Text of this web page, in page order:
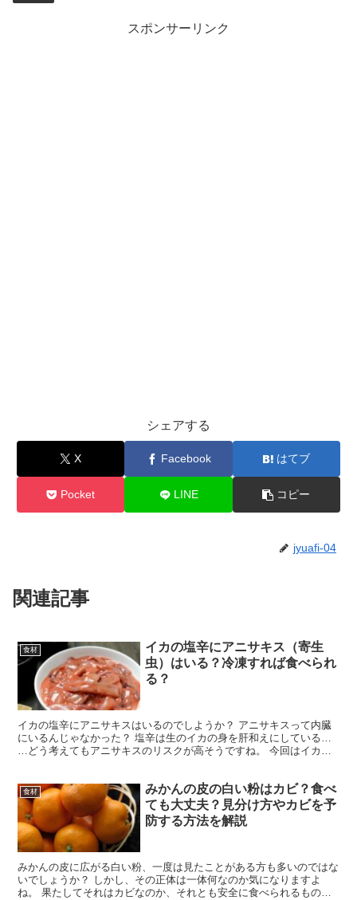
スポンサーリンク
シェアする
X Facebook はてブ
Pocket LINE コピー
jyuafi-04
関連記事
食材
イカの塩辛にアニサキス（寄生
虫）はいる？冷凍すれば食べられ
る？
イカの塩辛にアニサキスはいるのでしようか？ アニサキスって内臓
にいるんじゃなかった？ 塩辛は生のイカの身を肝和えにしている…
…どう考えてもアニサキスのリスクが高そうですね。 今回はイカの
食材
みかんの皮の白い粉はカビ？食べ
ても大丈夫？見分け方やカビを予
防する方法を解説
みかんの皮に広がる白い粉、一度は見たことがある方も多いのではな
いでしょうか？ しかし、その正体は一体何なのか気になりますよ
ね。 果たしてそれはカビなのか、それとも安全に食べられるものな